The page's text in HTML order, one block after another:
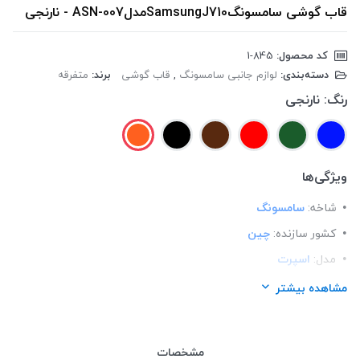
قاب گوشی سامسونگSamsungJ710مدلASN-007 - نارنجی
کد محصول:
دسته‌بندی: لوازم جانبی سامسونگ , قاب گوشی برند: متفرقه
رنگ: نارنجی
ویژگی‌ها
شاخه: سامسونگ
کشور سازنده: چین
مدل: اسپرت
مناسب برای گوشی:
مشاهده بیشتر
مشخصات